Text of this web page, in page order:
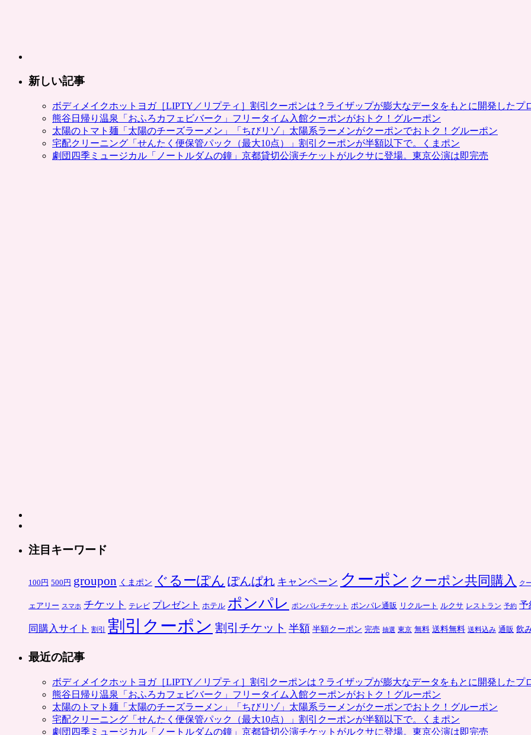
法
も。
ポ
ン
パ
プ
フ
ィ
ッ
シ
は
新しい記事
ボディメイクホットヨガ［LIPTY／リプティ］割引クーポンは？ライザップが膨大なデータをもとに開発したプ
熊谷日帰り温泉「おふろカフェビバーク」フリータイム入館クーポンがおトク！グルーポン
太陽のトマト麺「太陽のチーズラーメン」「ちびリゾ」太陽系ラーメンがクーポンでおトク！グルーポン
宅配クリーニング「せんたく便保管パック（最大10点）」割引クーポンが半額以下で。くまポン
劇団四季ミュージカル「ノートルダムの鐘」京都貸切公演チケットがルクサに登場。東京公演は即完売
注目キーワード
100円 500円 groupon くまポン ぐるーぽん ぽんぱれ キャンペーン クーポン クーポン共同購入 ク
ェアリー スマホ チケット テレビ プレゼント ホテル ポンパレ ポンパレチケット ポンパレ通販 リクルート ルクサ レストラン 予約 予
同購入サイト 割引 割引クーポン 割引チケット 半額 半額クーポン 完売 抽選 東京 無料 送料無料 送料込み 通販 飲
最近の記事
ボディメイクホットヨガ［LIPTY／リプティ］割引クーポンは？ライザップが膨大なデータをもとに開発したプ
熊谷日帰り温泉「おふろカフェビバーク」フリータイム入館クーポンがおトク！グルーポン
太陽のトマト麺「太陽のチーズラーメン」「ちびリゾ」太陽系ラーメンがクーポンでおトク！グルーポン
宅配クリーニング「せんたく便保管パック（最大10点）」割引クーポンが半額以下で。くまポン
劇団四季ミュージカル「ノートルダムの鐘」京都貸切公演チケットがルクサに登場。東京公演は即完売